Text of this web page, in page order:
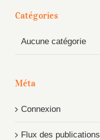
Catégories
Aucune catégorie
Méta
Connexion
Flux des publications